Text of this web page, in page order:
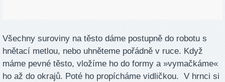
Všechny suroviny na těsto dáme postupně do robotu s
hnětací metlou, nebo uhněteme pořádně v ruce. Když
máme pevné těsto, vložíme ho do formy a »vymačkáme«
ho až do okrajů. Poté ho propícháme vidličkou. V hrnci si